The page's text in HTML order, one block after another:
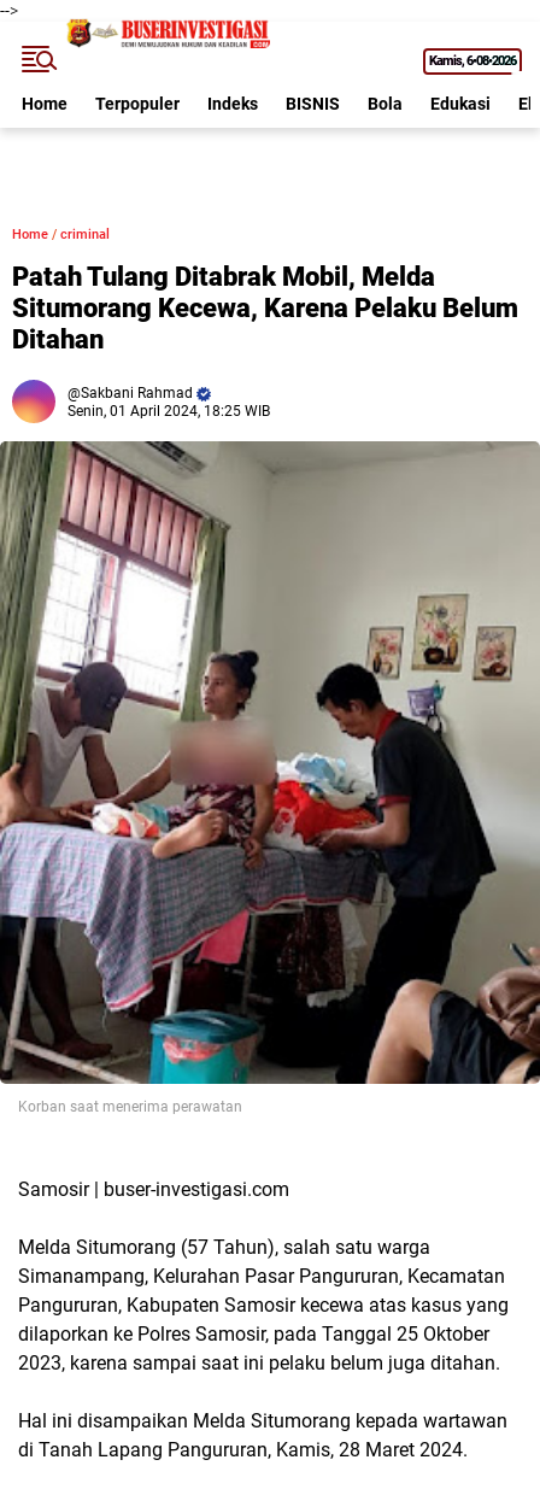
-->
Kamis 6•08•2026
Home Terpopuler Indeks BISNIS Bola Edukasi
Home / criminal
Patah Tulang Ditabrak Mobil, Melda
Situmorang Kecewa, Karena Pelaku Belum
Ditahan
Sakbani Rahmad
Senin, 01 April 2024, 18:25 WIB
Korban saat menerima perawatan
Samosir | buser-investigasi.com
Melda Situmorang (57 Tahun), salah satu warga
Simanampang, Kelurahan Pasar Pangururan, Kecamatan
Pangururan, Kabupaten Samosir kecewa atas kasus yang
dilaporkan ke Polres Samosir, pada Tanggal 25 Oktober
2023, karena sampai saat ini pelaku belum juga ditahan.
Hal ini disampaikan Melda Situmorang kepada wartawan
di Tanah Lapang Pangururan, Kamis, 28 Maret 2024.